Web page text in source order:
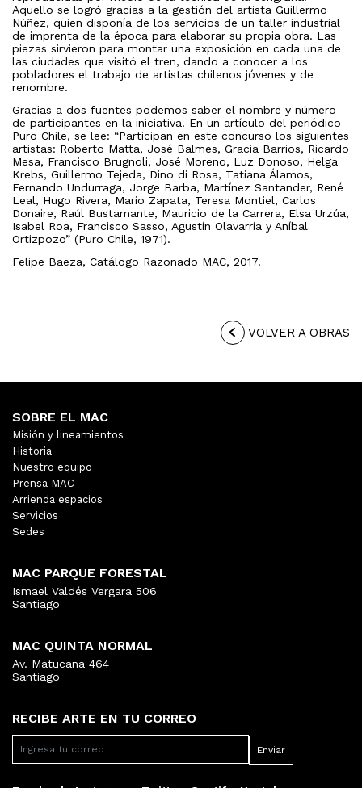
Aquello se logró gracias a la gestión del artista Guillermo
Núñez, quien disponía de los servicios de un taller industrial
de imprenta de la época para elaborar su propia obra. Las
piezas sirvieron para montar una exposición en cada una de
las ciudades que visitó el tren, dando a conocer a los
pobladores el trabajo de artistas chilenos jóvenes y de
renombre.
Gracias a dos fuentes podemos saber el nombre y número
de participantes en la iniciativa. En un artículo del periódico
Puro Chile, se lee: “Participan en este concurso los siguientes
artistas: Roberto Matta, José Balmes, Gracia Barrios, Ricardo
Mesa, Francisco Brugnoli, José Moreno, Luz Donoso, Helga
Krebs, Guillermo Tejeda, Dino di Rosa, Tatiana Álamos,
Fernando Undurraga, Jorge Barba, Martínez Santander, René
Leal, Hugo Rivera, Mario Zapata, Teresa Montiel, Carlos
Donaire, Raúl Bustamante, Mauricio de la Carrera, Elsa Urzúa,
Isabel Roa, Francisco Sasso, Agustín Olavarría y Aníbal
Ortizpozo” (Puro Chile, 1971).
Felipe Baeza, Catálogo Razonado MAC, 2017.
VOLVER A OBRAS
RECIBE ARTE EN TU CORREO
SOBRE EL MAC
Misión y lineamientos
Historia
Nuestro equipo
Prensa MAC
Arrienda espacios
Servicios
Sedes
MAC PARQUE FORESTAL
Ismael Valdés Vergara 506
Santiago
MAC QUINTA NORMAL
Av. Matucana 464
Santiago